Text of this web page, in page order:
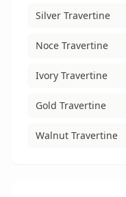
Silver Travertine
Noce Travertine
Ivory Travertine
Gold Travertine
Walnut Travertine